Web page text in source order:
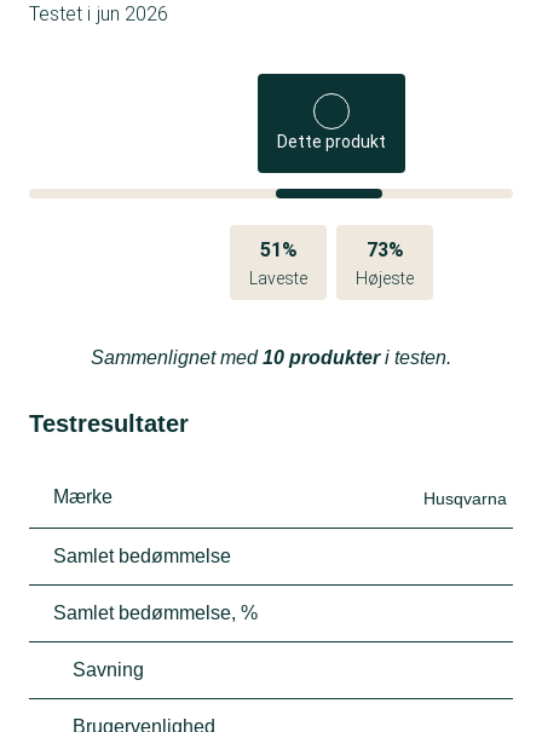
Testet i jun 2026
Dette produkt
51%
Laveste
73%
Højeste
Sammenlignet med10 produkteri testen.
Testresultater
Mærke Husqvarna
Samlet bedømmelse
Samlet bedømmelse, %
Savning
Brugervenlighed